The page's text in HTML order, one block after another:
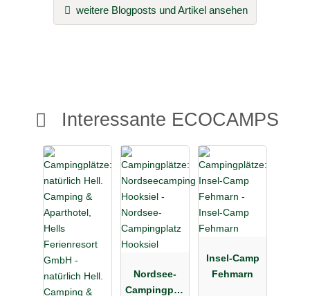
weitere Blogposts und Artikel ansehen
Interessante ECOCAMPS
Nordsee-
Campingplat
Insel-Camp
Fehmarn